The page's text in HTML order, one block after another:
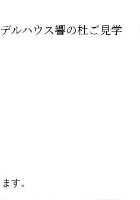
ルハウス響の杜ご見学
す。